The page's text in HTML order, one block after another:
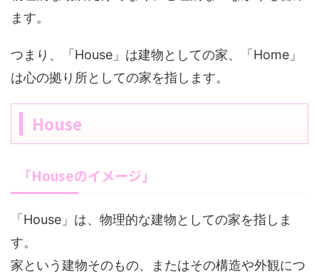
ます。
つまり、「House」は建物としての家、「Home」
は心の拠り所としての家を指します。
House
「Houseのイメージ」
「House」は、物理的な建物としての家を指しま
す。
家という建物そのもの、またはその構造や外観につ